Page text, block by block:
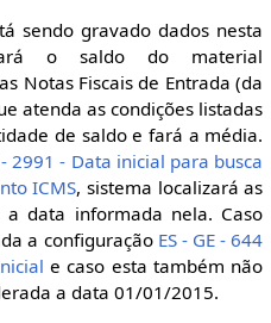
sendo gravado dados nesta
o saldo do material
Notas Fiscais de Entrada (da
atenda as condições listadas
de saldo e fará a média.
- 2991 - Data inicial para busca
ICMS, sistema localizará as
a data informada nela. Caso
a configuração ES - GE - 644
e caso esta também não
a data 01/01/2015.